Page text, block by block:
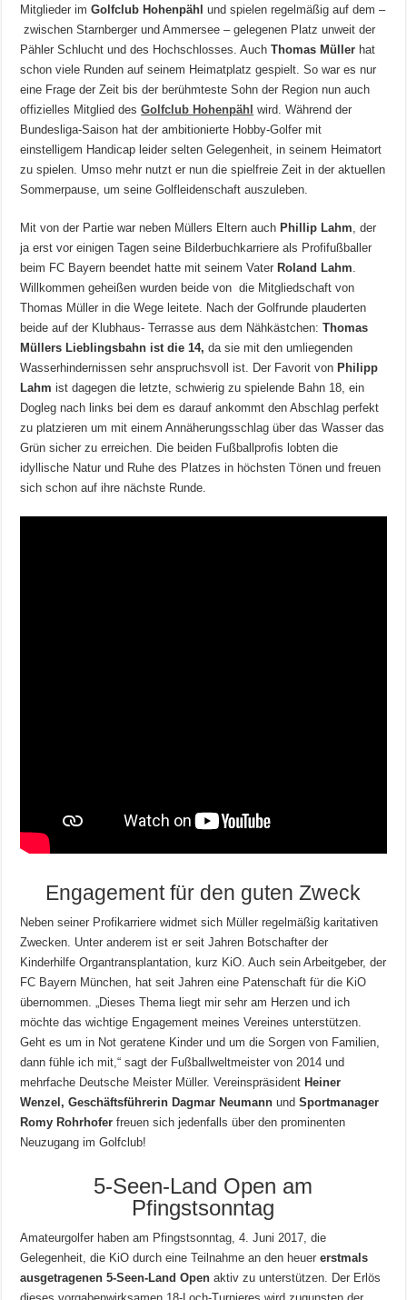
Mitglieder imGolfclub Hohenpähl und spielen regelmäßig auf dem –
zwischen Starnberger und Ammersee – gelegenen Platz unweit der
Pähler Schlucht und des Hochschlosses. Auch Thomas Müller hat
schon viele Runden auf seinem Heimatplatz gespielt. So war es nur
eine Frage der Zeit bis der berühmteste Sohn der Region nun auch
offizielles Mitglied desGolfclub Hohenpähl wird. Während der
Bundesliga-Saison hat der ambitionierte Hobby-Golfer mit
einstelligem Handicap leider selten Gelegenheit, in seinem Heimatort
zu spielen. Umso mehr nutzt er nun die spielfreie Zeit in der aktuellen
Sommerpause, um seine Golfleidenschaft auszuleben.
Mit von der Partie war neben Müllers Eltern auch Phillip Lahm, der
ja erst vor einigen Tagen seine Bilderbuchkarriere als Profifußballer
beim FC Bayern beendet hatte mit seinem Vater Roland Lahm.
Willkommen geheißen wurden beide von die Mitgliedschaft von
Thomas Müller in die Wege leitete. Nach der Golfrunde plauderten
beide auf der Klubhaus- Terrasse aus dem Nähkästchen:Thomas
Müllers Lieblingsbahn ist die 14, da sie mit den umliegenden
Wasserhindernissen sehr anspruchsvoll ist. Der Favorit von Philipp
Lahm ist dagegen die letzte, schwierig zu spielende Bahn 18, ein
Dogleg nach links bei dem es darauf ankommt den Abschlag perfekt
zu platzieren um mit einem Annäherungsschlag über das Wasser das
Grün sicher zu erreichen. Die beiden Fußballprofis lobten die
idyllische Natur und Ruhe des Platzes in höchsten Tönen und freuen
sich schon auf ihre nächste Runde.
Engagement für den guten Zweck
Neben seiner Profikarriere widmet sich Müller regelmäßig karitativen
Zwecken. Unter anderem ist er seit Jahren Botschafter der
Kinderhilfe Organtransplantation, kurz KiO. Auch sein Arbeitgeber, der
FC Bayern München, hat seit Jahren eine Patenschaft für die KiO
übernommen. „Dieses Thema liegt mir sehr am Herzen und ich
möchte das wichtige Engagement meines Vereines unterstützen.
Geht es um in Not geratene Kinder und um die Sorgen von Familien,
dann fühle ich mit,“ sagt der Fußballweltmeister von 2014 und
mehrfache Deutsche Meister Müller. Vereinspräsident Heiner
Wenzel, Geschäftsführerin Dagmar Neumannund Sportmanager
Romy Rohrhofer freuen sich jedenfalls über den prominenten
Neuzugang im Golfclub!
5-Seen-Land Open am
Pfingstsonntag
Amateurgolfer haben am Pfingstsonntag, 4. Juni 2017, die
Gelegenheit, die KiO durch eine Teilnahme an den heuererstmals
ausgetragenen 5-Seen-Land Open aktiv zu unterstützen. Der Erlös